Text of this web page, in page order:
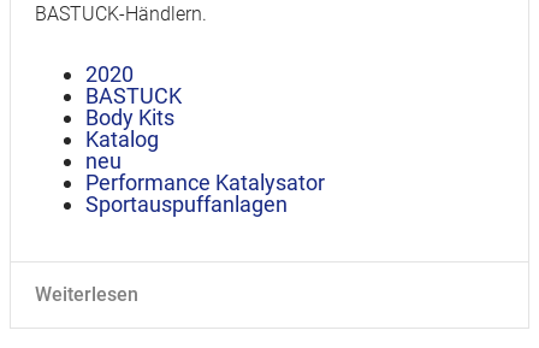
BASTUCK-Händlern.
2020
BASTUCK
Body Kits
Katalog
neu
Performance Katalysator
Sportauspuffanlagen
Weiterlesen